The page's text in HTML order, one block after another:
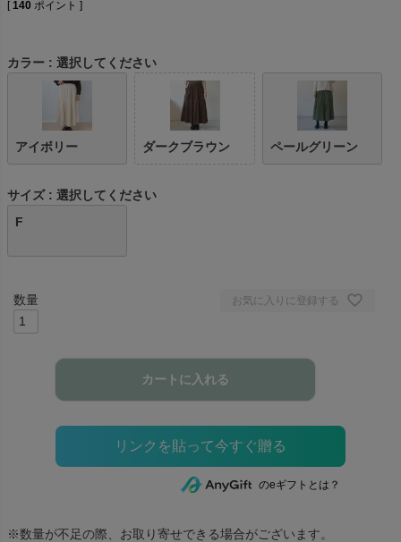
[ 140 ポイント ]
カラー 選択してください
アイボリー ダークブラウン ペールグリーン
サイズ
選択してください
F
お気に入りに登録する
カートに入れる
のeギフトとは？
※数量が不足の際、お取り寄せできる場合がございます。